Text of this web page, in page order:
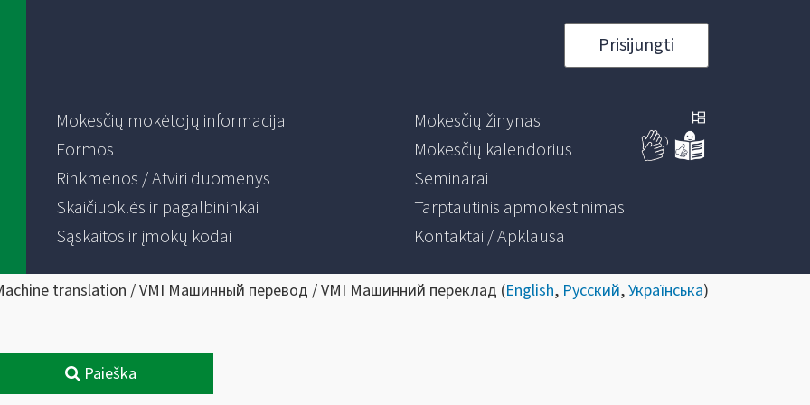
Prisijungti
Mokesčių mokėtojų informacija
Formos
Rinkmenos / Atviri duomenys
Skaičiuoklės ir pagalbininkai
Sąskaitos ir įmokų kodai
Mokesčių žinynas
Mokesčių kalendorius
Seminarai
Tarptautinis apmokestinimas
Kontaktai / Apklausa
translation / VMI Машинный перевод / VMI Машинний переклад (English, Русский,Українська)
Paieška